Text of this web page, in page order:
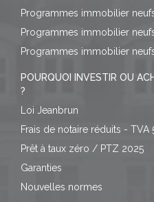
Programmes immobilier
Programmes immobilier
Programmes immobilier
POURQUOI INVESTIR OU
?
Loi Jeanbrun
Frais de notaire réduits - TVA
Prêt à taux zéro / PTZ 2025
Garanties
Nouvelles normes